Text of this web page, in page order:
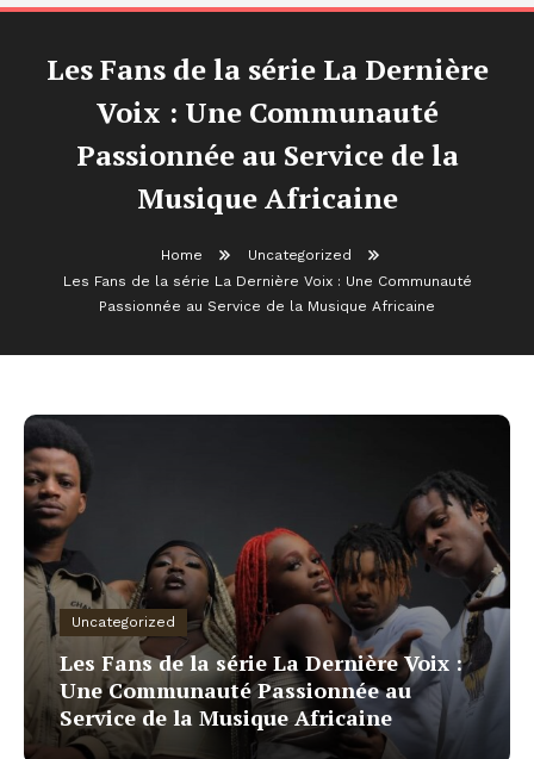
Les Fans de la série La Dernière
Voix : Une Communauté
Passionnée au Service de la
Musique Africaine
Home
Uncategorized
Les Fans de la série La Dernière Voix : Une Communauté
Passionnée au Service de la Musique Africaine
Uncategorized
Les Fans de la série La Dernière Voix :
Une Communauté Passionnée au
Service de la Musique Africaine